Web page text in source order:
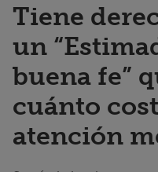
Tiene
un
buena fe”
cuánto
atención